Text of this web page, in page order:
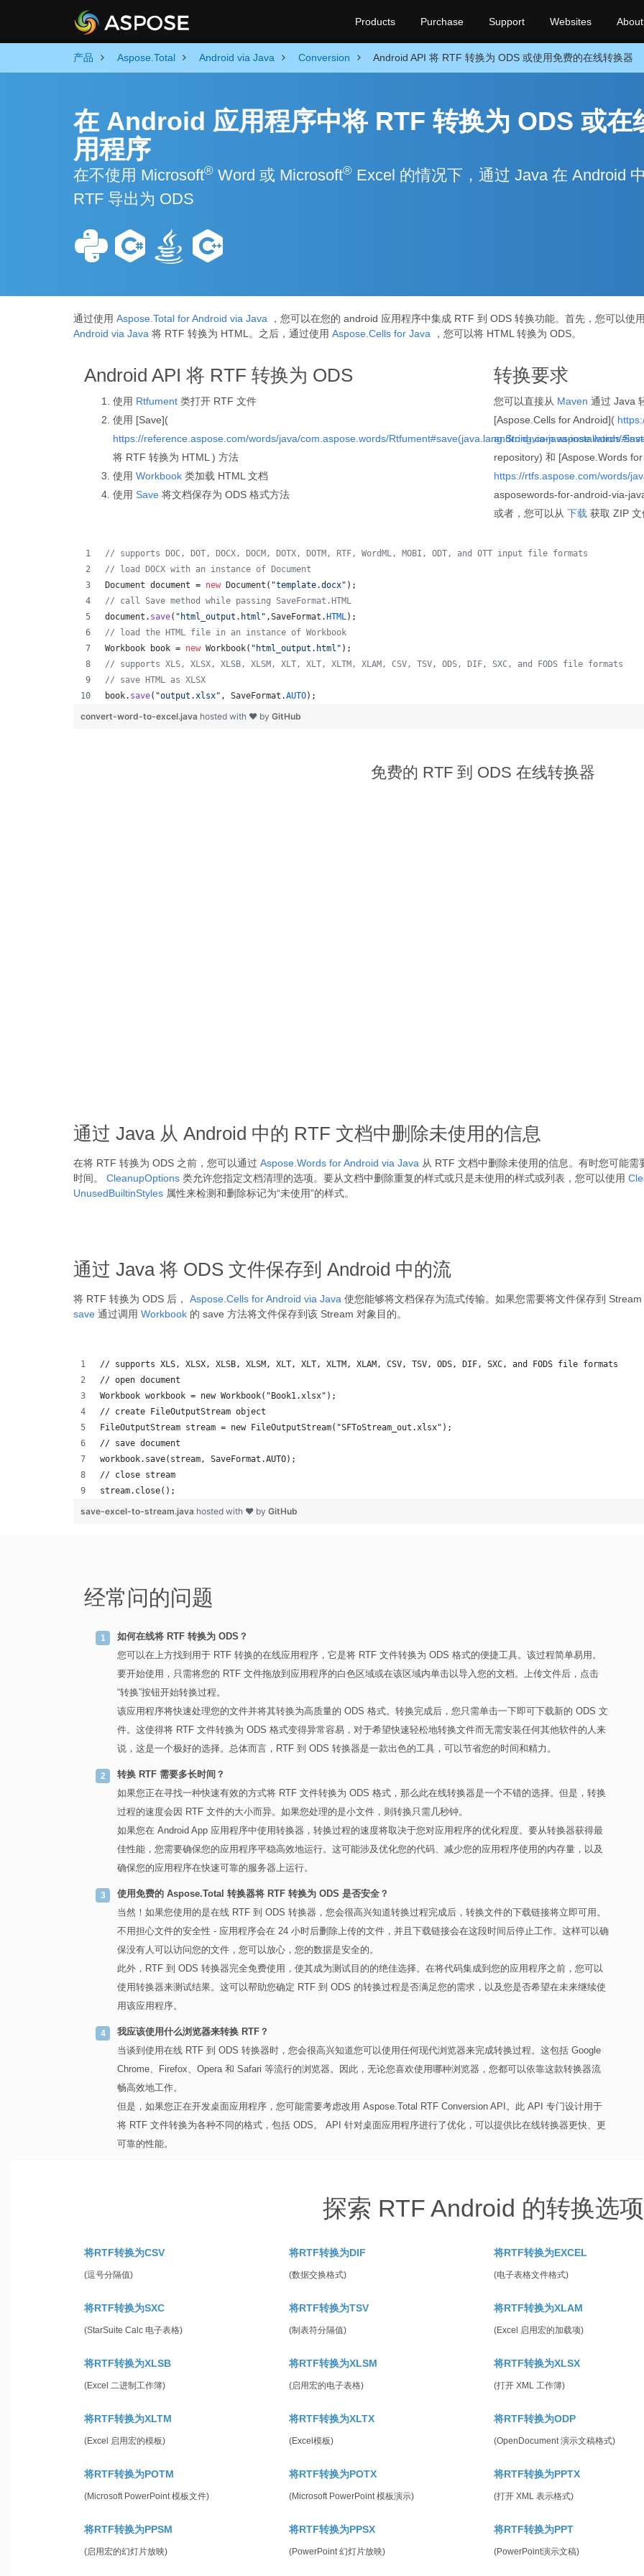
Products Purchase Support Websites About
产品 Aspose.Total Android via Java Conversion Android API 将 RTF 转换为 ODS 或使用免费的在线转换器
在 Android 应用程序中将 RTF 转换为 ODS 或在
用程序
在不使用 Microsoft® Word 或 Microsoft® Excel 的情况下，通过 Java 在 Android
RTF 导出为 ODS
通过使用 Aspose.Total for Android via Java ，您可以在您的 android 应用程序中集成 RTF 到 ODS 转换功能。首先，您可以使
Android via Java 将 RTF 转换为 HTML。之后，通过使用 Aspose.Cells for Java ，您可以将 HTML 转换为 ODS。
Android API 将 RTF 转换为 ODS
使用 Rtfument 类打开 RTF 文件
使用 [Save](
https://reference.aspose.com/words/java/com.aspose.words/
将 RTF 转换为 HTML ) 方法
使用 Workbook 类加载 HTML 文档
使用 Save 将文档保存为 ODS 格式方法
转换要求
您可以直接从 Maven 通过 Java
[Aspose.Cells for Android](
android-via-java-installation/
repository) 和 [Aspose.Words
https://rtfs.aspose.com/words/
asposewords-for-android-via-
或者，您可以从 下载 获取 ZIP 文
// supports DOC, DOT, DOCX, DOCM, DOTX, DOTM, RTF, WordML, MOBI, ODT, and OTT input file formats
// load DOCX with an instance of Document
Document document = new Document ( "template.docx" );
// call Save method while passing SaveFormat.HTML
document . save( "html_output.html" ,SaveFormat . HTML);
// load the HTML file in an instance of Workbook
Workbook
book = new Workbook( "html_output.html" );
// supports XLS, XLSX, XLSB, XLSM, XLT, XLT, XLTM, XLAM, CSV, TSV, ODS, DIF, SXC, and FODS file formats
// save HTML as XLSX
book. save( "output.xlsx" , SaveFormat .AUTO);
convert-word-to-excel.java hosted with ❤ by GitHub
免费的 RTF 到 ODS 在线转换器
通过 Java 从 Android 中的 RTF 文档中删除未使用的信息
在将 RTF 转换为 ODS 之前，您可以通过 Aspose.Words for Android via Java 从 RTF 文档中删除未使用的信息。有时您可能
时间。 CleanupOptions 类允许您指定文档清理的选项。要从文档中删除重复的样式或只是未使用的样式或列表，您可以使用
UnusedBuiltinStyles 属性来检测和删除标记为“未使用”的样式。
通过 Java 将 ODS 文件保存到 Android 中的流
将 RTF 转换为 ODS 后， Aspose.Cells for Android via Java 使您能够将文档保存为流式传输。如果您需要将文件保存到
save 通过调用 Workbook 的 save 方法将文件保存到该 Stream 对象目的。
// supports XLS, XLSX, XLSB, XLSM, XLT, XLT, XLTM, XLAM, CSV, TSV, ODS, DIF, SXC, and FODS file formats
// open document
Workbook workbook = new Workbook("Book1.xlsx");
// create FileOutputStream object
FileOutputStream stream = new FileOutputStream("SFToStream_out.xlsx");
// save document
workbook.save(stream, SaveFormat.AUTO);
// close stream
stream.close();
save-excel-to-stream.java hosted with ❤ by GitHub
经常问的问题
如何在线将 RTF 转换为 ODS？
您可以在上方找到用于 RTF 转换的在线应用程序，它是将 RTF 文件转换为 ODS 格式的便捷工具。该过程简单易用。
要开始使用，只需将您的 RTF 文件拖放到应用程序的白色区域或在该区域内单击以导入您的文档。上传文件后，点击
“转换”按钮开始转换过程。
该应用程序将快速处理您的文件并将其转换为高质量的 ODS 格式。转换完成后，您只需单击一下即可下载新的 ODS 文
件。这使得将 RTF 文件转换为 ODS 格式变得异常容易，对于希望快速轻松地转换文件而无需安装任何其他软件的人来
说，这是一个极好的选择。总体而言，RTF 到 ODS 转换器是一款出色的工具，可以节省您的时间和精力。
转换 RTF 需要多长时间？
如果您正在寻找一种快速有效的方式将 RTF 文件转换为 ODS 格式，那么此在线转换器是一个不错的选择。但是，转换
过程的速度会因 RTF 文件的大小而异。如果您处理的是小文件，则转换只需几秒钟。
如果您在 Android App 应用程序中使用转换器，转换过程的速度将取决于您对应用程序的优化程度。要从转换器获得最
佳性能，您需要确保您的应用程序平稳高效地运行。这可能涉及优化您的代码、减少您的应用程序使用的内存量，以及
确保您的应用程序在快速可靠的服务器上运行。
使用免费的 Aspose.Total 转换器将 RTF 转换为 ODS 是否安全？
当然！如果您使用的是在线 RTF 到 ODS 转换器，您会很高兴知道转换过程完成后，转换文件的下载链接将立即可用。
不用担心文件的安全性 - 应用程序会在 24 小时后删除上传的文件，并且下载链接会在这段时间后停止工作。这样可以确
保没有人可以访问您的文件，您可以放心，您的数据是安全的。
此外，RTF 到 ODS 转换器完全免费使用，使其成为测试目的的绝佳选择。在将代码集成到您的应用程序之前，您可以
使用转换器来测试结果。这可以帮助您确定 RTF 到 ODS 的转换过程是否满足您的需求，以及您是否希望在未来继续使
用该应用程序。
我应该使用什么浏览器来转换 RTF？
当谈到使用在线 RTF 到 ODS 转换器时，您会很高兴知道您可以使用任何现代浏览器来完成转换过程。这包括 Google
Chrome、Firefox、Opera 和 Safari 等流行的浏览器。因此，无论您喜欢使用哪种浏览器，您都可以依靠这款转换器流
畅高效地工作。
但是，如果您正在开发桌面应用程序，您可能需要考虑改用 Aspose.Total RTF Conversion API。此 API 专门设计用于
将 RTF 文件转换为各种不同的格式，包括 ODS。 API 针对桌面应用程序进行了优化，可以提供比在线转换器更快、更
可靠的性能。
探索 RTF Android 的转换选项
将RTF转换为CSV
(逗号分隔值)
将RTF转换为DIF
(数据交换格式)
将RTF转换为EXCEL
(电子表格文件格式)
将RTF转换为SXC
(StarSuite Calc 电子表格)
将RTF转换为TSV
(制表符分隔值)
将RTF转换为XLAM
(Excel 启用宏的加载项)
将RTF转换为XLSB
(Excel 二进制工作簿)
将RTF转换为XLSM
(启用宏的电子表格)
将RTF转换为XLSX
(打开 XML 工作簿)
将RTF转换为XLTM
(Excel 启用宏的模板)
将RTF转换为XLTX
(Excel模板)
将RTF转换为ODP
(OpenDocument 演示文稿格式)
将RTF转换为POTM
(Microsoft PowerPoint 模板文件)
将RTF转换为POTX
(Microsoft PowerPoint 模板演示)
将RTF转换为PPTX
(打开 XML 表示格式)
将RTF转换为PPSM
(启用宏的幻灯片放映)
将RTF转换为PPSX
(PowerPoint 幻灯片放映)
将RTF转换为PPT
(PowerPoint演示文稿)